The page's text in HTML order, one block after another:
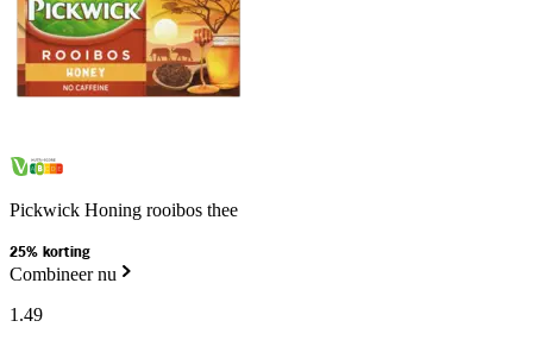
Pickwick Honing rooibos thee
25% korting
Combineer nu
1.49